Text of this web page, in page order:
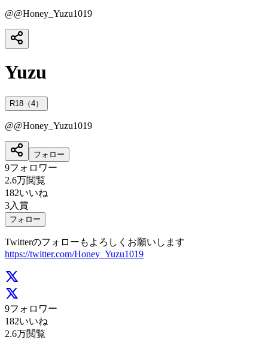
@@Honey_Yuzu1019
Yuzu
R18（4）
@@Honey_Yuzu1019
フォロー
9フォロワー
2.6万閲覧
182いいね
3入賞
フォロー
Twitterのフォローもよろしくお願いします
https://twitter.com/Honey_Yuzu1019
9フォロワー
182いいね
2.6万閲覧